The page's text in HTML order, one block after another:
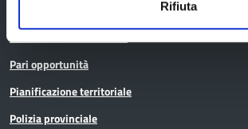
Rifiuta
Pari opportunità
Pianificazione territoriale
Polizia provinciale